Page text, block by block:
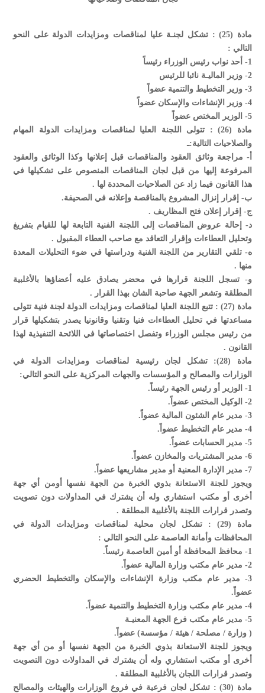
مادة (25) : تشكل لجنـة عليا لمناقصات ومزايدات الدولة على النحو
التالي :
1- أحد نواب رئيس الوزراء رئيساً
2- وزير الماليـة نائبا للرئيس
3- وزير التخطيط والتنمية عضواً
4- وزير الإنشاءات والإسكان عضواً
5- الوزير المختص عضواً
مادة (26) : تتولى اللجنة العليا لمناقصات ومزايدات الدولة المهام
والصلاحيات التالية:ـ
‌أ- مراجعة وثائق العقود والمناقصات قبل إعلانها وكذا الوثائق والعقود
المرفوعة إليها من قبل لجان المناقصات المنصوص على تشكيلها في
هذا القانون فيما زاد عن الصلاحيات المحددة لها .
‌ب- إقرار إنزال المشروع بالمناقصة وإعلانه في الصحيفة.
‌ج- إقرار إعلان فتح المظاريف .
‌د- إحالة عروض المناقصات إلى اللجنة الفنية التابعة لها للقيام بتفريغ
وتحليل العطاءات وإقرار التعاقد مع صاحب العطاء المقبول .
‌ه- تلقي التقارير من اللجنة الفنية ودراستها في ضوء التحليلات المعدة
منها .
‌و- تسجل اللجنة قرارها في محضر يصادق عليه أعضاؤها بالأغلبية
المطلقة وتشعر الجهة صاحبة الشان بهذا القرار .
مادة (27) : تتبع اللجنة العليا لمناقصات ومزايدات الدولة لجنة فنية تتولى
مساعدتها في تحليل العطاءات فنيا وتقنيا وقانونيا يصدر بتشكيلها قرار
من رئيس مجلس الوزراء وتفصل اختصاصاتها في اللائحة التنفيذية لهذا
القانون .
مادة (28): تشكل لجان رئيسية لمناقصات ومزايدات الدولة في
الوزارات والمصالح و المؤسسات والجهات المركزية على النحو التالي:
1- الوزير أو رئيس الجهة رئيساً.
2- الوكيل المختص عضواً.
3- مدير عام الشئون المالية عضواً.
4- مدير عام التخطيط عضواً.
5- مدير الحسابات عضواً.
6- مدير المشتريات والمخازن عضواً.
7- مدير الإدارة المعنية أو مدير مشاريعها عضواً.
ويجوز للجنة الاستعانة بذوي الخبرة من الجهة نفسها أومن أي جهة
أخرى أو مكتب استشاري وله أن يشترك في المداولات دون تصويت
وتصدر قرارات اللجنة بالأغلبية المطلقة .
مادة (29) : تشكل لجان محلية لمناقصات ومزايدات الدولة في
المحافظات وأمانة العاصمة على النحو التالي :
1- محافظ المحافظة أو أمين العاصمة رئيساً.
2- مدير عام مكتب وزارة المالية عضواً.
3- مدير عام مكتب وزارة الإنشاءات والإسكان والتخطيط الحضري
عضواً.
4- مدير عام مكتب وزارة التخطيط والتنمية عضواً.
5- مدير عام مكتب فرع الجهة المعنيـة
( وزارة / مصلحة / هيئة / مؤسسة) عضواً.
ويجوز للجنة الاستعانة بذوي الخبرة من الجهة نفسها أو من أي جهة
أخرى أو مكتب استشاري وله أن يشترك في المداولات دون التصويت
وتصدر قرارات اللجان بالأغلبية المطلقة .
مادة (30) : تشكل لجان فرعية في فروع الوزارات والهيئات والمصالح